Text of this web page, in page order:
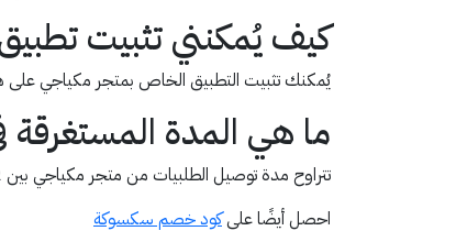
كيف يُمكنني تثبيت
يُمكنك تثبيت التطبيق الخاص بمتجر مكياجي على
ما هي المدة
تتراوح مدة توصيل الطلبيات من متجر مكياجي بين 2 إلى 3 أيام من تاريخ إتمام عملية الشراء وتفعيل كود خصم مكياجي NY130 ، ولا تُطبق هذه المواعيد على الشحن الدولي.
احصل أيضًا علىكود خصم سكسوكة